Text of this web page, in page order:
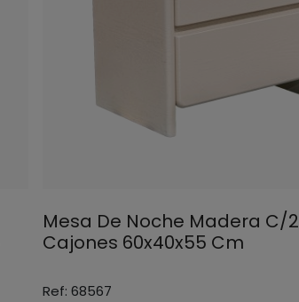
Mesa De Noche Madera C/2
Cajones 60x40x55 Cm
Ref: 68567